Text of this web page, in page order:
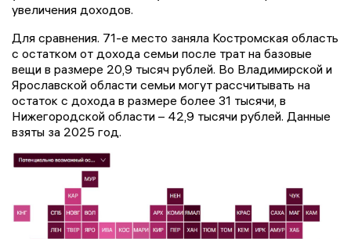
увеличения доходов.
Для сравнения. 71-е место заняла Костромская область
с остатком от дохода семьи после трат на базовые
вещи в размере 20,9 тысяч рублей. Во Владимирской и
Ярославской области семьи могут рассчитывать на
остаток с дохода в размере более 31 тысячи, в
Нижегородской области – 42,9 тысячи рублей. Данные
взяты за 2025 год.